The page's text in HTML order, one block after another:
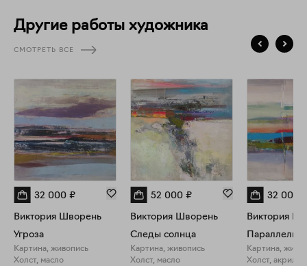
Другие работы художника
СМОТРЕТЬ ВСЕ
32 000 ₽
Виктория Шворень
Угроза
Картина, живопись
Холст, масло
52 000 ₽
Виктория Шворень
Следы солнца
Картина, живопись
Холст, масло
32 000
Виктория
Параллели
Картина,
Холст, акрил